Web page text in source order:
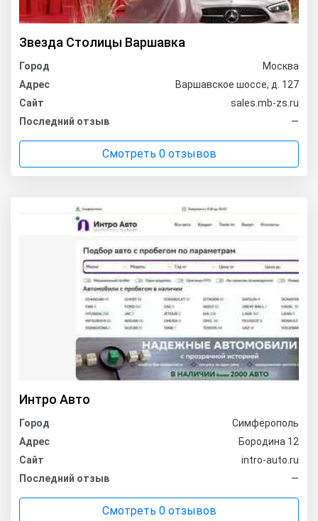
Звезда Столицы Варшавка
Город
Москва
Адрес
Варшавское шоссе, д. 127
Сайт
sales.mb-zs.ru
Последний отзыв
—
Смотреть 0 отзывов
Интро Авто
Город
Симферополь
Адрес
Бородина 12
Сайт
intro-auto.ru
Последний отзыв
—
Смотреть 0 отзывов